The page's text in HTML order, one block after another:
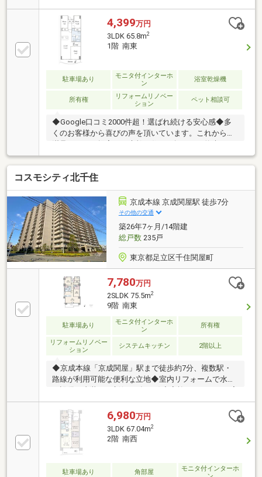
す。◆購入はゴールではなく幸せな未来へのスタート
◆住み始めてからの不安や悩みも、TOHO HOUSE
CLUBが将来サポート。お客様一人ひとりの安心を守る
ため、いつもずっと人生に寄り添い、豊かな未来を支
え続けます。◆ローン相談大歓迎！頭金0円からの購
入も可能◆将来のライフイベントを見据え、無理のな
い資金計画をプロがアドバイス。お問合せは【資料請
求】又は【フリーダイヤル】へお気軽にお問い合わせ
ください。
4,399万円
3LDK 65.8m2
1階 南東
駐車場あり
モニタ付インターホ
ン
浴室乾燥機
所有権
リフォームリノベー
ション
ペット相談可
◆Google口コミ2000件超！選ばれ続ける安心感◆多
くのお客様から喜びの声を頂いています。これからも
満足されるご提案で、素敵な住まい探しをお約束しま
す。◆購入はゴールではなく幸せな未来へのスタート
◆住み始めてからの不安や悩みも、TOHO HOUSE
CLUBが将来サポート。お客様一人ひとりの安心を守る
ため、いつもずっと人生に寄り添い、豊かな未来を支
え続けます。◆ローン相談大歓迎！頭金0円からの購
入も可能◆将来のライフイベントを見据え、無理のな
い資金計画をプロがアドバイス。お問合せは【資料請
求】又は【フリーダイヤル】へお気軽にお問い合わせ
ください。
コスモシティ北千住
京成本線 京成関屋駅 徒歩7分
その他の交通
築26年7ヶ月/14階建
総戸数235戸
東京都足立区千住関屋町
7,780万円
2SLDK 75.5m2
9階 南東
駐車場あり
モニタ付インターホ
ン
所有権
リフォームリノベー
ション
システムキッチン 2階以上
◆京成本線「京成関屋」駅まで徒歩約7分、複数駅・
路線が利用可能な便利な立地◆室内リフォームで水回
げる約17帖のLDK◆対面式キッチンで会話を楽しみな
がお料理が可能◆家事の負担を軽減する食洗器搭載キ
ッチン◆多用途に使用可能なリビング続きの洋室◆全
居室6帖以上の広さでプライベート空間も充実◆スト
ックルームや居室としても使用可能な約4帖の納戸
濯物も乾きやすく採光も期待できる南東向きバルコニ
6,980万円
3LDK 67.04m2
2階 南西
駐車場あり 角部屋
モニタ付インターホ